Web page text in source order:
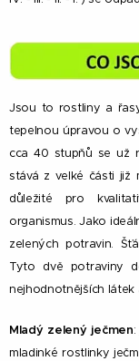
Jsou to rostliny a
tepelnou úpravou o
cca 40 stupňů se už
stává z velké části již
důležité pro
organismus. Jako
zelených potravin.
Tyto dvě potraviny
nejhodnotnějších látek
Mladý zelený ječmen
mladinké rostlinky